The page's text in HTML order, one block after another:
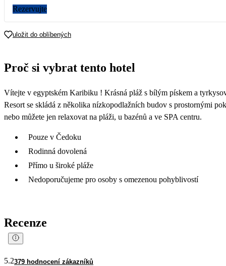
Rezervujte
uložit do oblíbených
Proč si vybrat tento hotel
Vítejte v egyptském Karibiku ! Krásná pláž s bílým pískem a
Resort se skládá z několika nízkopodlažních budov s prostornými
nebo můžete jen relaxovat na pláži, u bazénů a ve SPA centru.
Pouze v Čedoku
Rodinná dovolená
Přímo u široké pláže
Nedoporučujeme pro osoby s omezenou pohyblivostí
Recenze
5.2379 hodnocení zákazníků